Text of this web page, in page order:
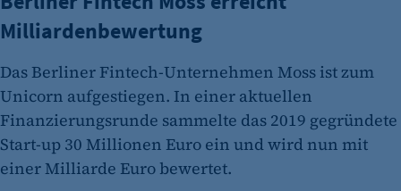
Milliardenbewertung
Das Berliner Fintech-Unternehmen Moss ist zum
Unicorn aufgestiegen. In einer aktuellen
Finanzierungsrunde sammelte das 2019 gegründete
Start-up 30 Millionen Euro ein und wird nun mit
einer Milliarde Euro bewertet.